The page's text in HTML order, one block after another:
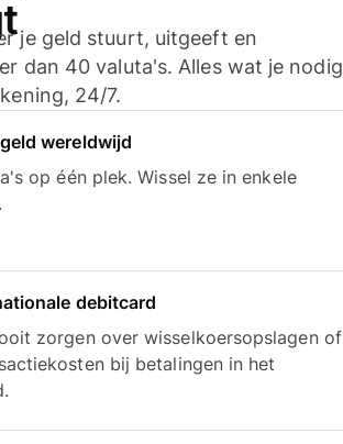
je geld stuurt, uitgeeft en
dan 40 valuta's. Alles wat je nodig
24/7.
wereldwijd
op één plek. Wissel ze in enkele
debitcard
zorgen over wisselkoersopslagen of
bij betalingen in het